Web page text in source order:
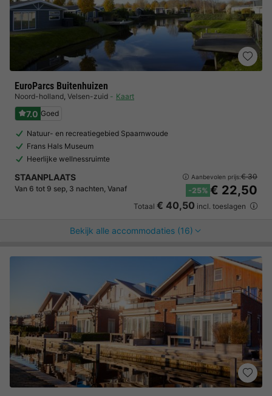
EuroParcs Buitenhuizen
Noord-holland, Velsen-zuid Kaart
7.0 Goed
Natuur- en recreatiegebied Spaarnwoude
Frans Hals Museum
Heerlijke wellnessruimte
STAANPLAATS
Van 6 tot 9 sep, 3 nachten, Vanaf
Aanbevolen prijs:€ 30
-25% € 22,50
Totaal € 40,50 incl. toeslagen
Bekijk alle accommodaties (16)